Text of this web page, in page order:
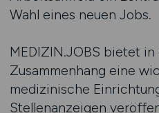
Wahl eines neuen Jobs.
MEDIZIN.JOBS bietet in
Zusammenhang eine
medizinische
Stellenanzeigen